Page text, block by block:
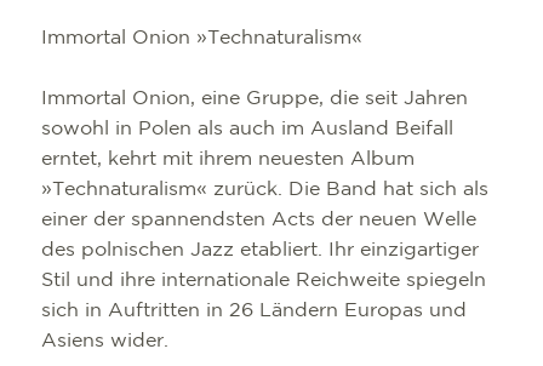
Immortal Onion »Technaturalism«
Immortal Onion, eine Gruppe, die seit Jahren
sowohl in Polen als auch im Ausland Beifall
erntet, kehrt mit ihrem neuesten Album
»Technaturalism« zurück. Die Band hat sich als
einer der spannendsten Acts der neuen Welle
des polnischen Jazz etabliert. Ihr einzigartiger
Stil und ihre internationale Reichweite spiegeln
sich in Auftritten in 26 Ländern Europas und
Asiens wider.